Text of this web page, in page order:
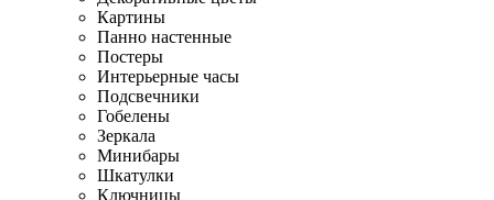
Картины
Панно настенные
Постеры
Интерьерные часы
Подсвечники
Гобелены
Зеркала
Минибары
Шкатулки
Ключницы